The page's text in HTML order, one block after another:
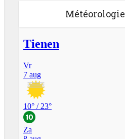
Météorologie